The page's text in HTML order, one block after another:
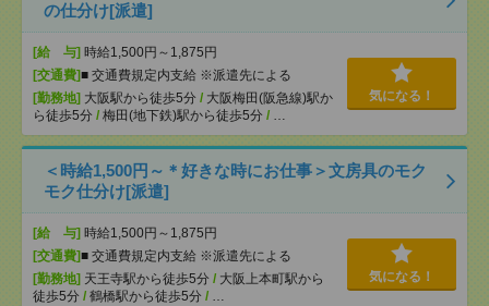
の仕分け[派遣]
[給 与] 時給1,500円～1,875円
[交通費]■ 交通費規定内支給 ※派遣先による
[勤務地] 大阪駅から徒歩5分 / 大阪梅田(阪急線)駅か
ら徒歩5分 / 梅田(地下鉄)駅から徒歩5分 / …
気になる！
＜時給1,500円～＊好きな時にお仕事＞文房具のモク
モク仕分け[派遣]
[給 与] 時給1,500円～1,875円
[交通費]■ 交通費規定内支給 ※派遣先による
[勤務地] 天王寺駅から徒歩5分 / 大阪上本町駅から
徒歩5分 / 鶴橋駅から徒歩5分 / …
気になる！